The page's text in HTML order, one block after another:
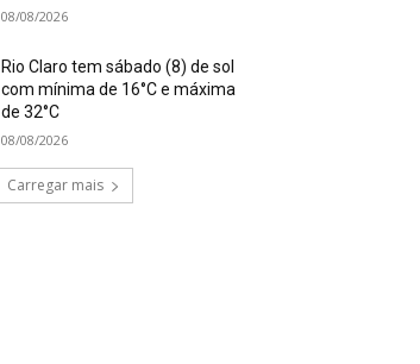
08/08/2026
Rio Claro tem sábado (8) de sol
com mínima de 16°C e máxima
de 32°C
08/08/2026
Carregar mais